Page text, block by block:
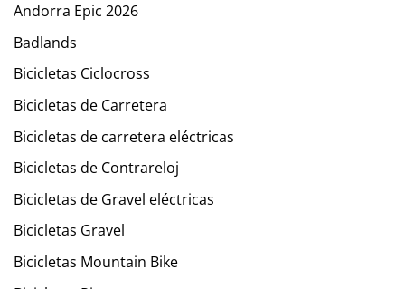
Andorra Epic 2026
Badlands
Bicicletas Ciclocross
Bicicletas de Carretera
Bicicletas de carretera eléctricas
Bicicletas de Contrareloj
Bicicletas de Gravel eléctricas
Bicicletas Gravel
Bicicletas Mountain Bike